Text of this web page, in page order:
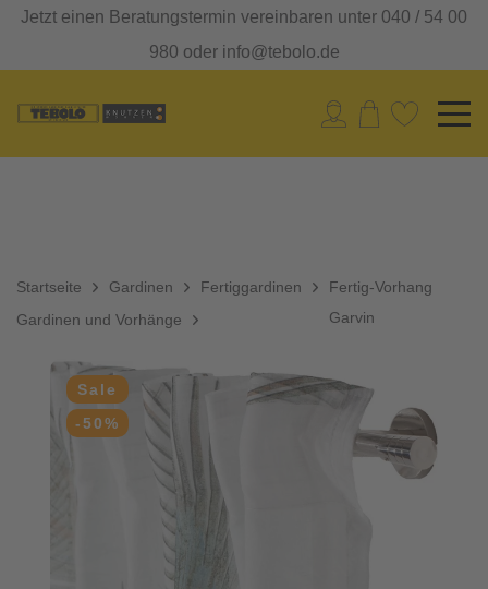
Jetzt einen Beratungstermin vereinbaren unter 040 / 54 00
980 oder info@tebolo.de
Startseite Gardinen
Fertiggardinen
Gardinen und Vorhänge
Fertig-Vorhang
Garvin
Sale
-50%